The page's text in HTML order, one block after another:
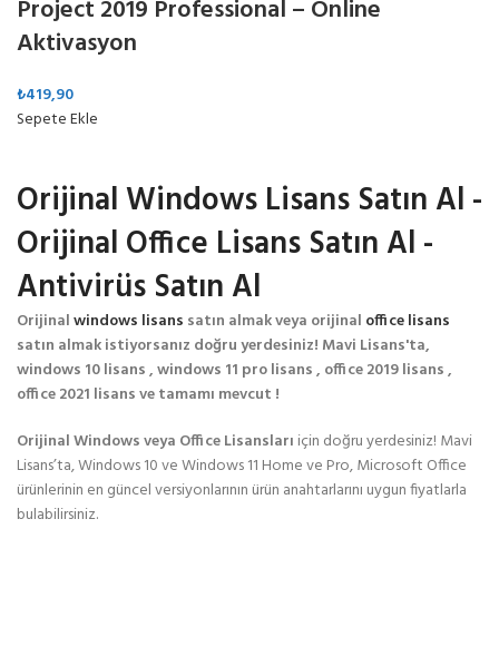
Project 2019 Professional – Online
Aktivasyon
₺419,90
Sepete Ekle
Orijinal Windows Lisans Satın Al -
Orijinal Office Lisans Satın Al -
Antivirüs Satın Al
Orijinalwindows lisans satın almak veya orijinal office lisans
satın almak istiyorsanız doğru yerdesiniz! Mavi Lisans'ta,
windows 10 lisans , windows 11 pro lisans , office 2019 lisans ,
office 2021 lisans ve tamamı mevcut !
Orijinal Windows veya Office Lisansları için doğru yerdesiniz! Mavi
Lisans’ta, Windows 10 ve Windows 11 Home ve Pro, Microsoft Office
ürünlerinin en güncel versiyonlarının ürün anahtarlarını uygun fiyatlarla
bulabilirsiniz.